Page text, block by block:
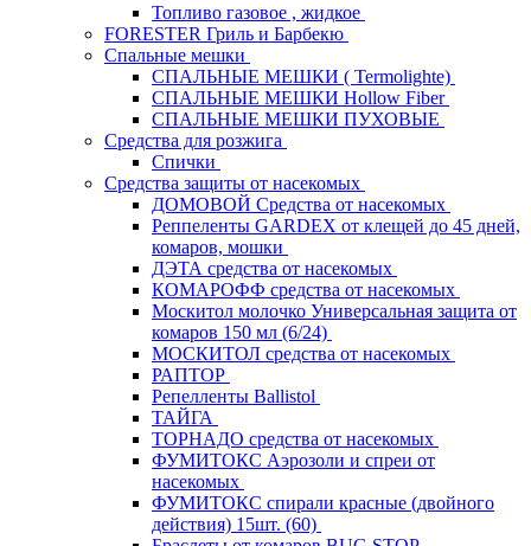
Топливо газовое , жидкое
FORESTER Гриль и Барбекю
Спальные мешки
СПАЛЬНЫЕ МЕШКИ ( Termolighte)
СПАЛЬНЫЕ МЕШКИ Hollow Fiber
СПАЛЬНЫЕ МЕШКИ ПУХОВЫЕ
Средства для розжига
Спички
Средства защиты от насекомых
ДОМОВОЙ Средства от насекомых
Реппеленты GARDEX от клещей до 45 дней,
комаров, мошки
ДЭТА средства от насекомых
КОМАРОФФ средства от насекомых
Москитол молочко Универсальная защита от
комаров 150 мл (6/24)
МОСКИТОЛ средства от насекомых
РАПТОР
Репелленты Ballistol
ТАЙГА
ТОРНАДО средства от насекомых
ФУМИТОКС Аэрозоли и спреи от
насекомых
ФУМИТОКС спирали красные (двойного
действия) 15шт. (60)